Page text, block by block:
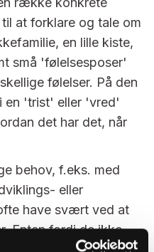
at forklare og tale om
en lille kiste,
små 'følelsesposer'
følelser. På den
en 'trist' eller 'vred'
det har det, når
behov, f.eks. med
eller
have svært ved at
Enten fordi de ikke